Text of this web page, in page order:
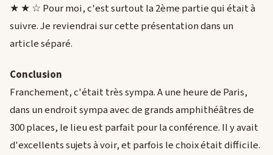
★ ★ ☆ Pour moi, c'est surtout la 2ème partie qui était à
suivre. Je reviendrai sur cette présentation dans un
article séparé.
Conclusion
Franchement, c'était très sympa. A une heure de Paris,
dans un endroit sympa avec de grands amphithéâtres de
300 places, le lieu est parfait pour la conférence. Il y avait
d'excellents sujets à voir, et parfois le choix était difficile.